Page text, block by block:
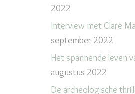
2022
Interview met Clare
september 2022
Het spannende leven
augustus 2022
De archeologische